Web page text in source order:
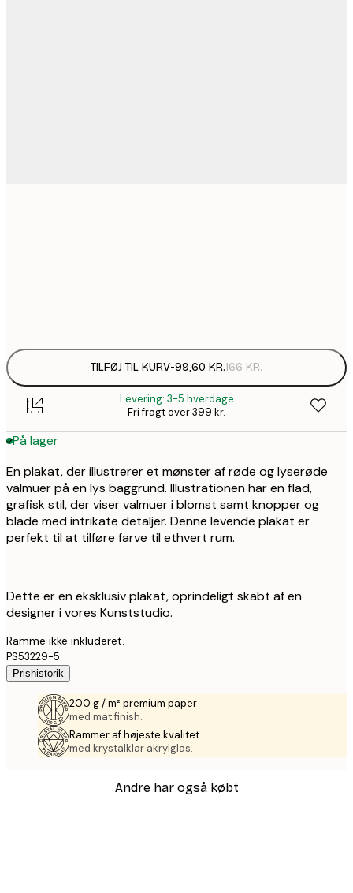
TILFØJ TIL KURV-99,60 KR.166 KR.
Levering: 3-5 hverdage
Fri fragt over 399 kr.
På lager
En plakat, der illustrerer et mønster af røde og lyserøde
valmuer på en lys baggrund. Illustrationen har en flad,
grafisk stil, der viser valmuer i blomst samt knopper og
blade med intrikate detaljer. Denne levende plakat er
perfekt til at tilføre farve til ethvert rum.
Dette er en eksklusiv plakat, oprindeligt skabt af en
designer i vores Kunststudio.
Ramme ikke inkluderet.
PS53229-5
Prishistorik
200 g / m² premium paper
med mat finish.
Rammer af højeste kvalitet
med krystalklar akrylglas.
Andre har også købt